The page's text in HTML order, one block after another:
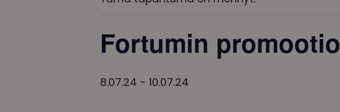
Fortumin promootio
8.07.24 - 10.07.24